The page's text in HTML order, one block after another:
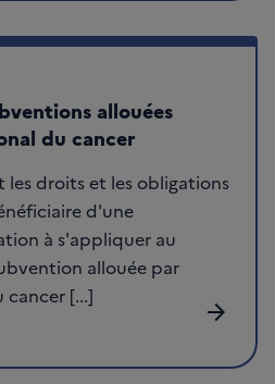
allouées
du cancer
les droits et les obligations
d'une
à s'appliquer au
allouée par
[...]
arrow_forward